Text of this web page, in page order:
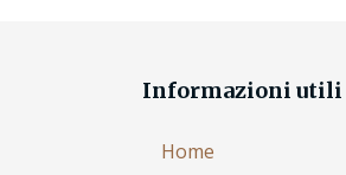
Informazioni utili
Home